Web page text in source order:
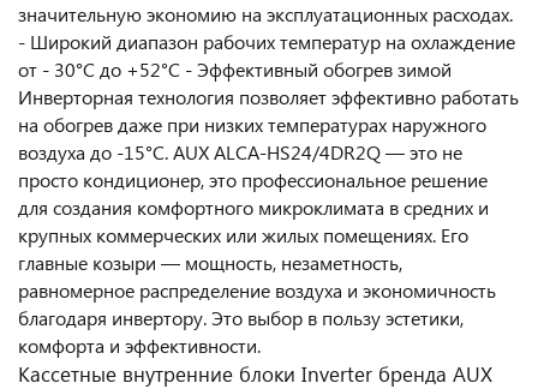
значительную экономию на эксплуатационных расходах.
- Широкий диапазон рабочих температур на охлаждение
от - 30°С до +52°С - Эффективный обогрев зимой
Инверторная технология позволяет эффективно работать
на обогрев даже при низких температурах наружного
воздуха до -15°C. AUX ALCA-HS24/4DR2Q — это не
просто кондиционер, это профессиональное решение
для создания комфортного микроклимата в средних и
крупных коммерческих или жилых помещениях. Его
главные козыри — мощность, незаметность,
равномерное распределение воздуха и экономичность
благодаря инвертору. Это выбор в пользу эстетики,
комфорта и эффективности.
Кассетные внутренние блоки Inverter бренда AUX